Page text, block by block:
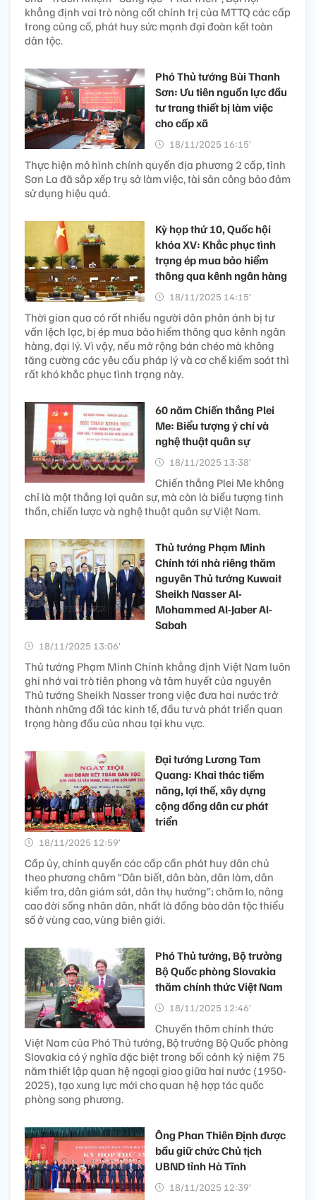
khẳng định vai trò nòng cốt chính trị của MTTQ các cấp
trong củng cố, phát huy sức mạnh đại đoàn kết toàn
dân tộc.
Phó Thủ tướng Bùi Thanh
Sơn: Ưu tiên nguồn lực đầu
tư trang thiết bị làm việc
cho cấp xã
18/11/2025 16:15’
Thực hiện mô hình chính quyền địa phương 2 cấp, tỉnh
Sơn La đã sắp xếp trụ sở làm việc, tài sản công bảo đảm
sử dụng hiệu quả.
Kỳ họp thứ 10, Quốc hội
khóa XV: Khắc phục tình
trạng ép mua bảo hiểm
thông qua kênh ngân hàng
18/11/2025 14:15’
Thời gian qua có rất nhiều người dân phản ánh bị tư
vấn lệch lạc, bị ép mua bảo hiểm thông qua kênh ngân
hàng, đại lý. Vì vậy, nếu mở rộng bán chéo mà không
tăng cường các yêu cầu pháp lý và cơ chế kiểm soát thì
rất khó khắc phục tình trạng này.
60 năm Chiến thắng Plei
Me: Biểu tượng ý chí và
nghệ thuật quân sự
18/11/2025 13:38’
Chiến thắng Plei Me không
chỉ là một thắng lợi quân sự, mà còn là biểu tượng tinh
thần, chiến lược và nghệ thuật quân sự Việt Nam.
Thủ tướng Phạm Minh
Chính tới nhà riêng thăm
nguyên Thủ tướng Kuwait
Sheikh Nasser Al-
Mohammed Al-Jaber Al-
Sabah
18/11/2025 13:06’
Thủ tướng Phạm Minh Chính khẳng định Việt Nam luôn
ghi nhớ vai trò tiên phong và tâm huyết của nguyên
Thủ tướng Sheikh Nasser trong việc đưa hai nước trở
thành những đối tác kinh tế, đầu tư và phát triển quan
trọng hàng đầu của nhau tại khu vực.
Đại tướng Lương Tam
Quang: Khai thác tiềm
năng, lợi thế, xây dựng
cộng đồng dân cư phát
triển
18/11/2025 12:59’
Cấp ủy, chính quyền các cấp cần phát huy dân chủ
theo phương châm “Dân biết, dân bàn, dân làm, dân
kiểm tra, dân giám sát, dân thụ hưởng”; chăm lo, nâng
cao đời sống nhân dân, nhất là đồng bào dân tộc thiểu
số ở vùng cao, vùng biên giới.
Phó Thủ tướng, Bộ trưởng
Bộ Quốc phòng Slovakia
thăm chính thức Việt Nam
18/11/2025 12:46’
Chuyến thăm chính thức
Việt Nam của Phó Thủ tướng, Bộ trưởng Bộ Quốc phòng
Slovakia có ý nghĩa đặc biệt trong bối cảnh kỷ niệm 75
năm thiết lập quan hệ ngoại giao giữa hai nước (1950-
2025), tạo xung lực mới cho quan hệ hợp tác quốc
phòng song phương.
Ông Phan Thiên Định được
bầu giữ chức Chủ tịch
UBND tỉnh Hà Tĩnh
18/11/2025 12:39’